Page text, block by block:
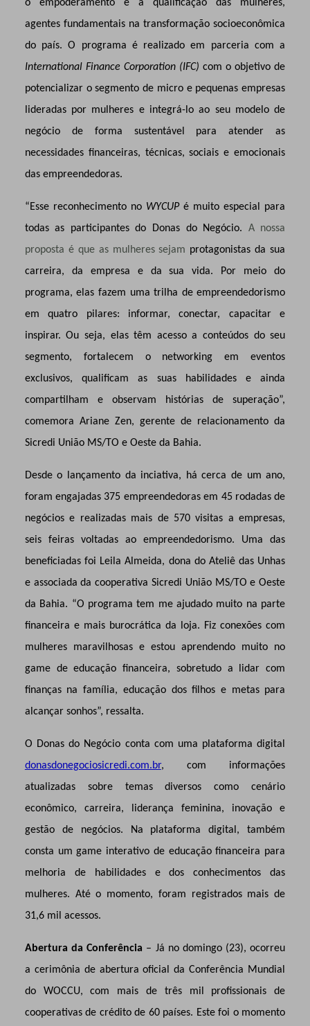
o empoderamento e a qualificação das mulheres,
agentes fundamentais na transformação socioeconômica
do país. O programa é realizado em parceria com a
International Finance Corporation (IFC) com o objetivo de
potencializar o segmento de micro e pequenas empresas
lideradas por mulheres e integrá-lo ao seu modelo de
negócio de forma sustentável para atender as
necessidades financeiras, técnicas, sociais e emocionais
das empreendedoras.
“Esse reconhecimento no WYCUPé muito especial para
todas as participantes do Donas do Negócio. A nossa
proposta é que as mulheres sejam protagonistas da sua
carreira, da empresa e da sua vida. Por meio do
programa, elas fazem uma trilha de empreendedorismo
em quatro pilares: informar, conectar, capacitar e
inspirar. Ou seja, elas têm acesso a conteúdos do seu
segmento, fortalecem o networking em eventos
exclusivos, qualificam as suas habilidades e ainda
compartilham e observam histórias de superação”,
comemora Ariane Zen, gerente de relacionamento da
Sicredi União MS/TO e Oeste da Bahia.
Desde o lançamento da inciativa, há cerca de um ano,
foram engajadas 375 empreendedoras em 45 rodadas de
negócios e realizadas mais de 570 visitas a empresas,
seis feiras voltadas ao empreendedorismo. Uma das
beneficiadas foi Leila Almeida, dona do Ateliê das Unhas
e associada da cooperativa Sicredi União MS/TO e Oeste
da Bahia. “O programa tem me ajudado muito na parte
financeira e mais burocrática da loja. Fiz conexões com
mulheres maravilhosas e estou aprendendo muito no
game de educação financeira, sobretudo a lidar com
finanças na família, educação dos filhos e metas para
alcançar sonhos”, ressalta.
O Donas do Negócio conta com uma plataforma digital
donasdonegociosicredi.com.br, com informações
atualizadas sobre temas diversos como cenário
econômico, carreira, liderança feminina, inovação e
gestão de negócios. Na plataforma digital, também
consta um game interativo de educação financeira para
melhoria de habilidades e dos conhecimentos das
mulheres. Até o momento, foram registrados mais de
31,6 mil acessos.
Abertura da Conferência – Já no domingo (23), ocorreu
a cerimônia de abertura oficial da Conferência Mundial
do WOCCU, com mais de três mil profissionais de
cooperativas de crédito de 60 países. Este foi o momento